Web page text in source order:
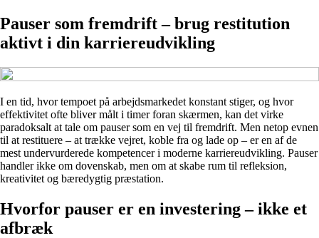
Pauser som fremdrift – brug restitution
aktivt i din karriereudvikling
I en tid, hvor tempoet på arbejdsmarkedet konstant stiger, og hvor
effektivitet ofte bliver målt i timer foran skærmen, kan det virke
paradoksalt at tale om pauser som en vej til fremdrift. Men netop evnen
til at restituere – at trække vejret, koble fra og lade op – er en af de
mest undervurderede kompetencer i moderne karriereudvikling. Pauser
handler ikke om dovenskab, men om at skabe rum til refleksion,
kreativitet og bæredygtig præstation.
Hvorfor pauser er en investering – ikke et
afbræk